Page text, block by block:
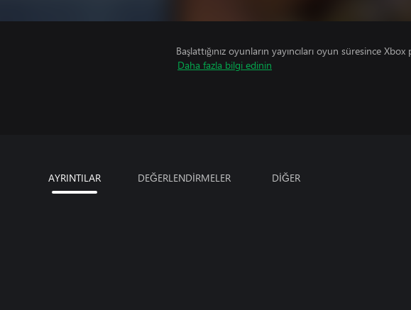
Başlattığınız oyunların yayıncıları oyun süresince
Daha fazla bilgi edinin
AYRINTILAR DEĞERLENDİRMELER DİĞER